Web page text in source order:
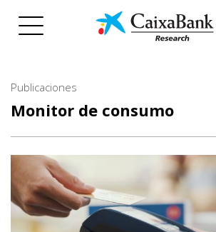
Publicaciones
Monitor de consumo